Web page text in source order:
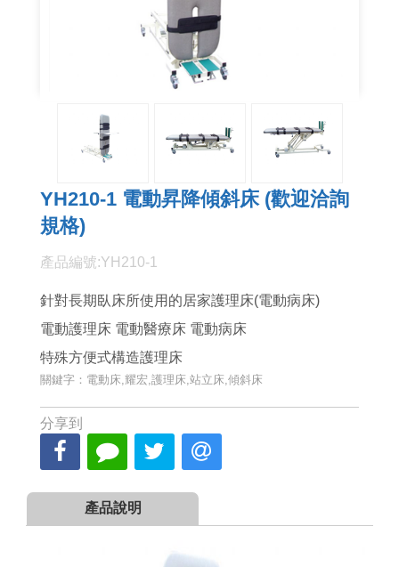
YH210-1 電動昇降傾斜床 (歡迎洽詢
規格)
產品編號:YH210-1
針對長期臥床所使用的居家護理床(電動病床)
電動護理床 電動醫療床 電動病床
特殊方便式構造護理床
關鍵字：電動床,耀宏,護理床,站立床,傾斜床
分享到
產品說明